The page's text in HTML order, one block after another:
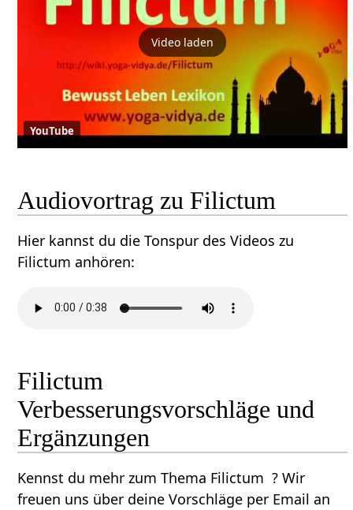
Video laden
YouTube
Audiovortrag zu Filictum
Hier kannst du die Tonspur des Videos zu
Filictum anhören:
Filictum
Verbesserungsvorschläge und
Ergänzungen
Kennst du mehr zum Thema Filictum ? Wir
freuen uns über deine Vorschläge per Email an